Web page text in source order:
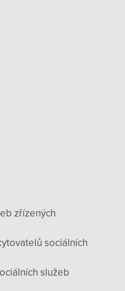
zřízených
sociálních
služeb